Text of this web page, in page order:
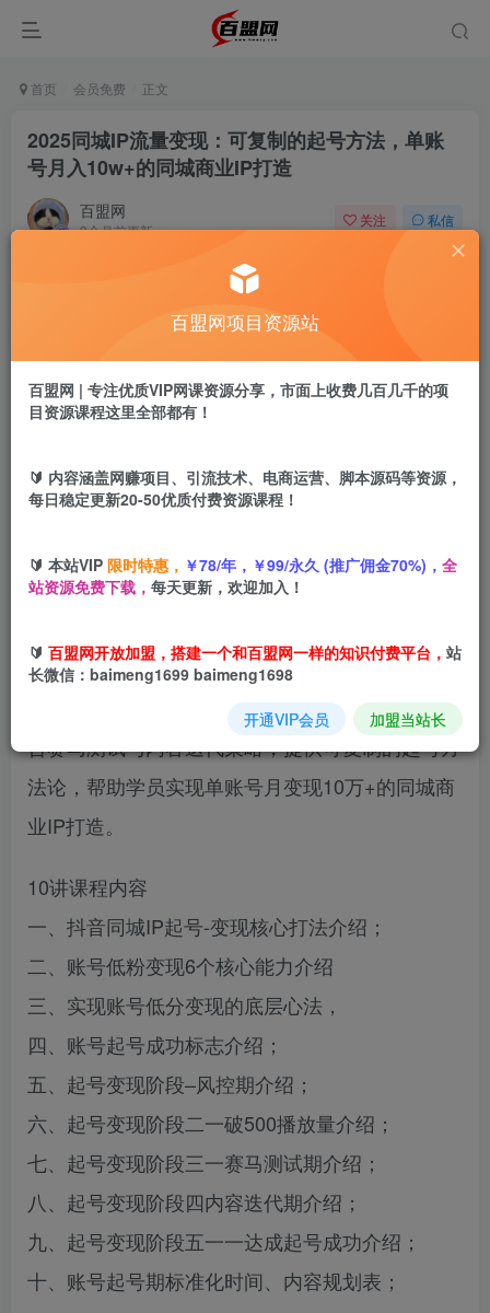
首页 会员免费 正文
2025同城IP流量变现：可复制的起号方法，单账
号月入10w+的同城商业IP打造
百盟网
9个月前更新
关注 私信
盟币9.9
立即购买
量变现课程，涵盖5阶段起号+6大核心能力+标准
化流程三大模块。从风控期到500播放量突破，结
合赛马测试与内容迭代策略，提供可复制的起号方
法论，帮助学员实现单账号月变现10万+的同城商
业IP打造。
10讲课程内容
一、抖音同城IP起号-变现核心打法介绍；
二、账号低粉变现6个核心能力介绍
三、实现账号低分变现的底层心法，
四、账号起号成功标志介绍；
五、起号变现阶段–风控期介绍；
六、起号变现阶段二一破500播放量介绍；
七、起号变现阶段三一赛马测试期介绍；
八、起号变现阶段四内容迭代期介绍；
九、起号变现阶段五一一达成起号成功介绍；
十、账号起号期标准化时间、内容规划表；
百盟网项目资源站
百盟网 | 专注优质VIP网课资源分享，市面上收费几百几千的项
目资源课程这里全部都有！
🔰 内容涵盖网赚项目、引流技术、电商运营、脚本源码等资源，
每日稳定更新20-50优质付费资源课程！
🔰 本站VIP 限时特惠， ￥78/年，￥99/永久 (推广佣金70%)， 全
站资源免费下载， 每天更新，欢迎加入！
🔰 百盟网开放加盟，搭建一个和百盟网一样的知识付费平台， 站
长微信：baimeng1699 baimeng1698
开通VIP会员 加盟当站长